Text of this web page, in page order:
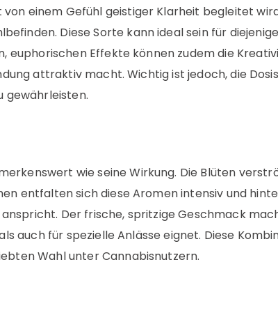
einem Gefühl geistiger Klarheit begleitet
Diese Sorte kann ideal sein für
euphorischen Effekte können zudem die
attraktiv macht. Wichtig ist jedoch, die
gewährleisten.
wie seine Wirkung. Die Blüten
entfalten sich diese Aromen intensiv und
Der frische, spritzige Geschmack
auch für spezielle Anlässe eignet. Diese
Wahl unter Cannabisnutzern.